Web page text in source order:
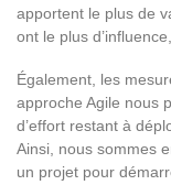
apportent le plus de
ont le plus
Également, les
approche Agile nous
d’effort restant à
Ainsi, nous sommes
un projet pour